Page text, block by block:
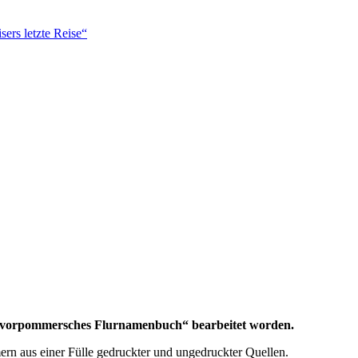
letzte Reise“
Flurnamenbuch“ bearbeitet worden.
aus einer Fülle gedruckter und ungedruckter Quellen.